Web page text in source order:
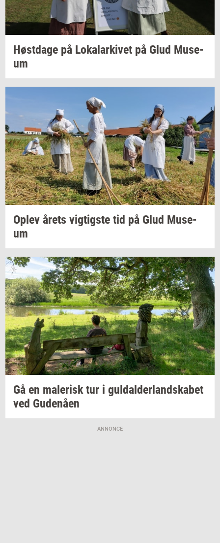
Høst­da­ge på Lo­ka­lar­ki­vet på Glud Mu­se­
um
Oplev årets vig­tig­ste tid på Glud Mu­se­
um
Gå en ma­le­risktur i gul­dal­der­land­ska­bet
ved Gu­denå­en
ANNONCE